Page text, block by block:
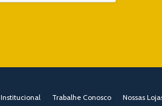
Institucional Trabalhe Conosco Nossas